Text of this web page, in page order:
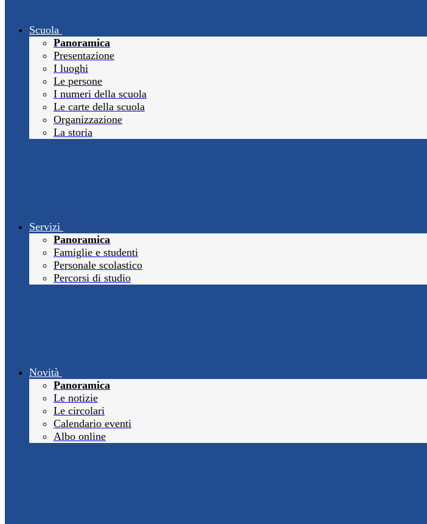
Scuola
Panoramica
Presentazione
I luoghi
Le persone
I numeri della scuola
Le carte della scuola
Organizzazione
La storia
Servizi
Panoramica
Famiglie e studenti
Personale scolastico
Percorsi di studio
Novità
Panoramica
Le notizie
Le circolari
Calendario eventi
Albo online